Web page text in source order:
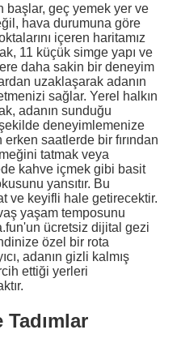
başlar, geç yemek yer ve
hava durumuna göre
içeren haritamız
11 küçük simge yapı ve
daha sakin bir deneyim
uzaklaşarak adanın
sağlar. Yerel halkın
adanın sunduğu
deneyimlemenize
saatlerde bir fırından
tatmak veya
kahve içmek gibi basit
yansıtır. Bu
ve keyifli hale getirecektir.
yaşam temposunu
ücretsiz dijital gezi
özel bir rota
adanın gizli kalmış
ettiği yerleri